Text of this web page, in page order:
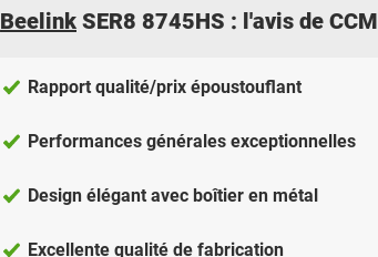
Beelink SER8 8745HS : l'avis de CCM
Rapport qualité/prix époustouflant
Performances générales exceptionnelles
Design élégant avec boîtier en métal
Excellente qualité de fabrication